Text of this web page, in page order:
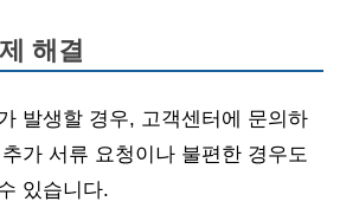
해결
발생할 경우, 고객센터에 문의하
가 서류 요청이나 불편한 경우도
있습니다.